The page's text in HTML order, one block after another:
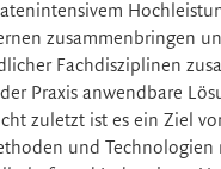
zusammenbringen
Fachdisziplinen
Praxis anwendbare
zuletzt ist es ein Ziel
und Technologien